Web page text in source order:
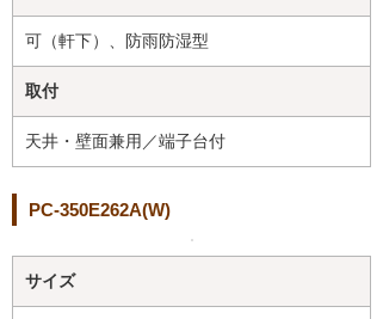
可（軒下）、防雨防湿型
取付
天井・壁面兼用／端子台付
PC-350E262A(W)
サイズ